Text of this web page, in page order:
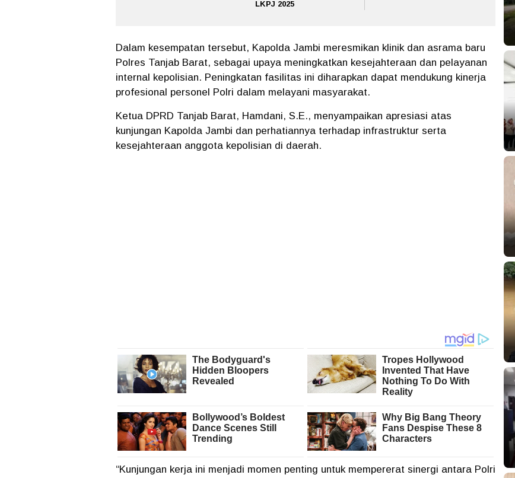
LKPJ 2025
Dalam kesempatan tersebut, Kapolda Jambi meresmikan klinik dan asrama baru
Polres Tanjab Barat, sebagai upaya meningkatkan kesejahteraan dan pelayanan
internal kepolisian. Peningkatan fasilitas ini diharapkan dapat mendukung kinerja
profesional personel Polri dalam melayani masyarakat.
Ketua DPRD Tanjab Barat, Hamdani, S.E., menyampaikan apresiasi atas
kunjungan Kapolda Jambi dan perhatiannya terhadap infrastruktur serta
kesejahteraan anggota kepolisian di daerah.
“Kunjungan kerja ini menjadi momen penting untuk mempererat sinergi antara Polri